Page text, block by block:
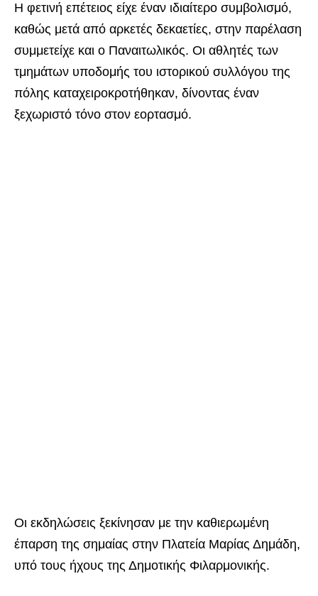
Η φετινή επέτειος είχε έναν ιδιαίτερο συμβολισμό,
καθώς μετά από αρκετές δεκαετίες, στην παρέλαση
συμμετείχε και ο Παναιτωλικός. Οι αθλητές των
τμημάτων υποδομής του ιστορικού συλλόγου της
πόλης καταχειροκροτήθηκαν, δίνοντας έναν
ξεχωριστό τόνο στον εορτασμό.
Οι εκδηλώσεις ξεκίνησαν με την καθιερωμένη
έπαρση της σημαίας στην Πλατεία Μαρίας Δημάδη,
υπό τους ήχους της Δημοτικής Φιλαρμονικής.